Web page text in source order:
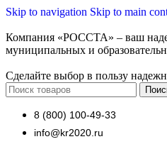
Skip to navigation Skip to main
Компания «РОССТА» – ваш
муниципальных и
Сделайте выбор в пользу
8 (800) 100-49-33
info@kr2020.ru